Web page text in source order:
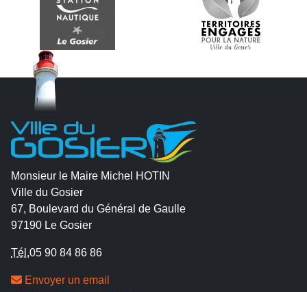
Monsieur le Maire Michel HOTIN
Ville du Gosier
67, Boulevard du Général de Gaulle
97190 Le Gosier
Tél.05 90 84 86 86
Envoyer un email